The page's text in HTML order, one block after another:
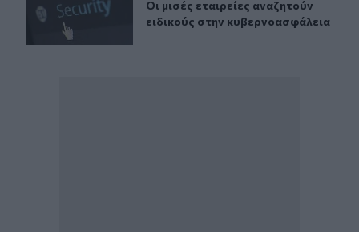
Οι μισές εταιρείες αναζητούν
Οι μισές εταιρείες αναζητούν
ειδικούς στην κυβερνοασφάλεια